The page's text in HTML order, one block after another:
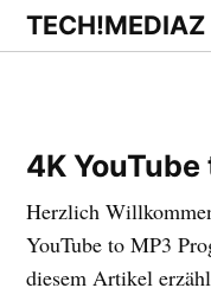
Zum
Inhalt
TECH!MEDIAZ
4K
Herzlich
YouTube to MP3
diesem Artikel